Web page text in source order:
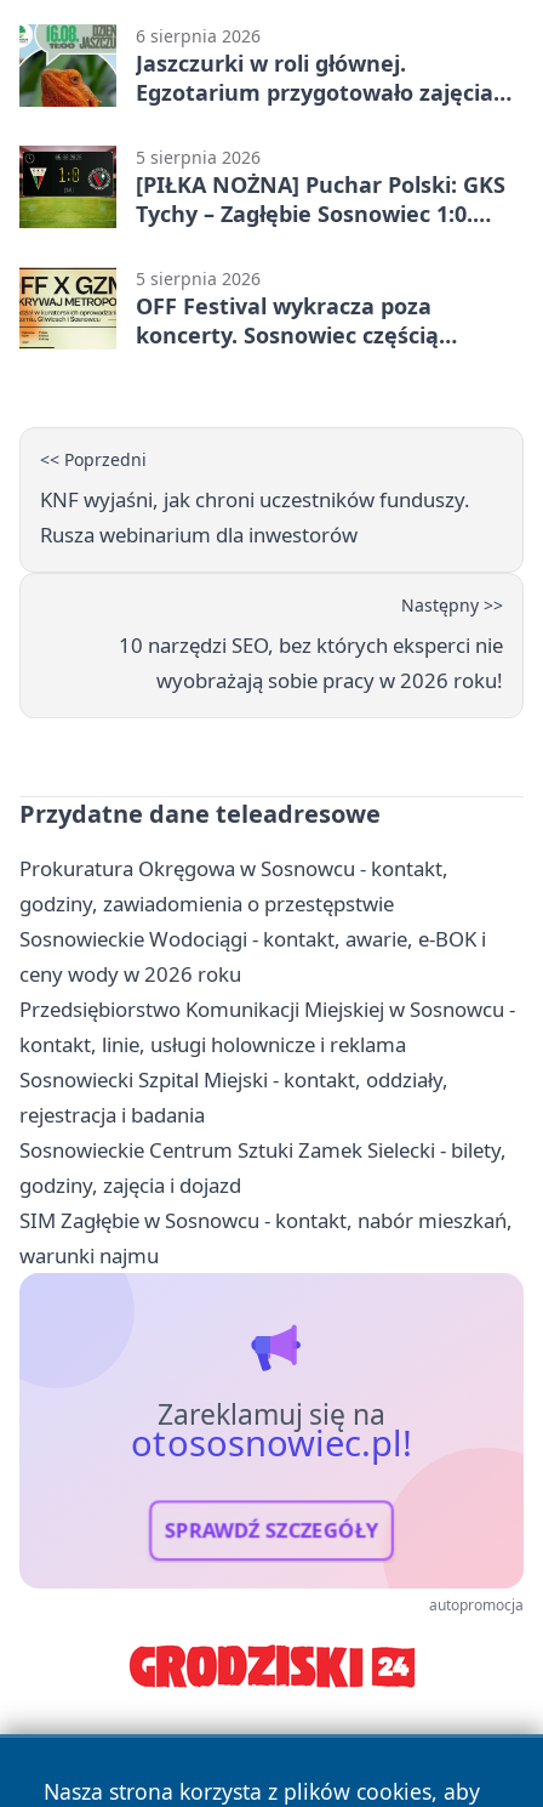
6 sierpnia 2026
Jaszczurki w roli głównej.
Egzotarium przygotowało zajęcia
5 sierpnia 2026
[PIŁKA NOŻNA] Puchar Polski: GKS
Tychy – Zagłębie Sosnowiec 1:0.
przed przerwą
5 sierpnia 2026
OFF Festival wykracza poza
koncerty. Sosnowiec częścią
<< Poprzedni
KNF wyjaśni, jak chroni uczestników funduszy.
Rusza webinarium dla inwestorów
Następny >>
10 narzędzi SEO, bez których eksperci nie
wyobrażają sobie pracy w 2026 roku!
Przydatne dane teleadresowe
Prokuratura Okręgowa w Sosnowcu - kontakt,
godziny, zawiadomienia o przestępstwie
Sosnowieckie Wodociągi - kontakt, awarie, e-BOK i
ceny wody w 2026 roku
Przedsiębiorstwo Komunikacji Miejskiej w Sosnowcu -
kontakt, linie, usługi holownicze i reklama
Sosnowiecki Szpital Miejski - kontakt, oddziały,
rejestracja i badania
Sosnowieckie Centrum Sztuki Zamek Sielecki - bilety,
godziny, zajęcia i dojazd
SIM Zagłębie w Sosnowcu - kontakt, nabór mieszkań,
warunki najmu
Zareklamuj się na
otososnowiec.pl!
SPRAWDŹ SZCZEGÓŁY
autopromocja
Nasza strona korzysta z plików cookies, aby